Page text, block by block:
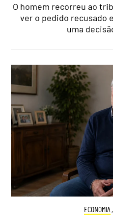
O homem recorreu ao
ver o pedido recusado
uma
ECONOMIA ,